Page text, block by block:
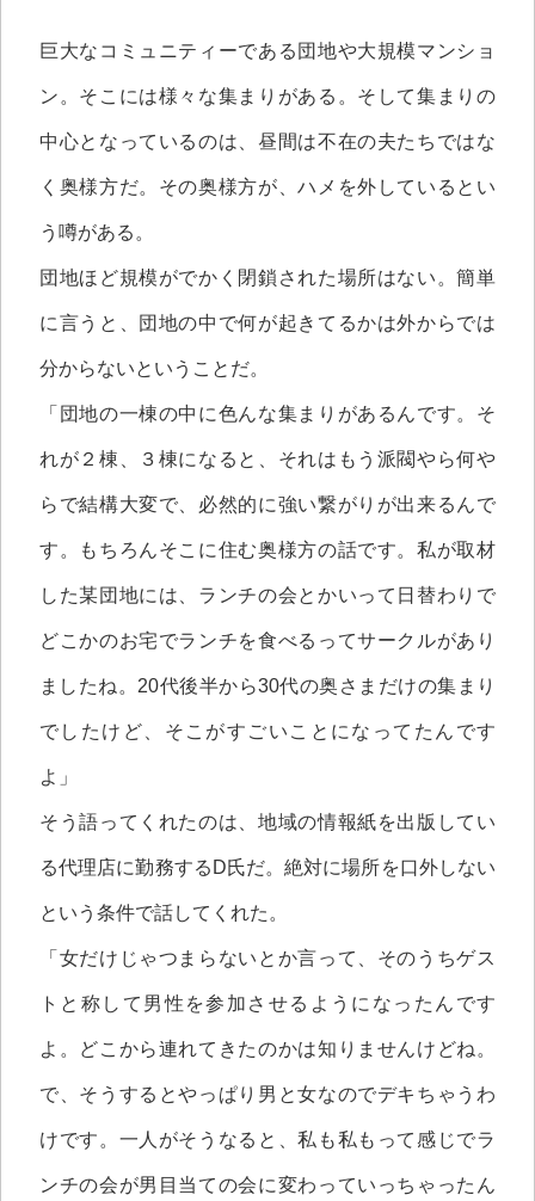
巨大なコミュニティーである団地や大規模マンショ
ン。そこには様々な集まりがある。そして集まりの
中心となっているのは、昼間は不在の夫たちではな
く奥様方だ。その奥様方が、ハメを外しているとい
う噂がある。
団地ほど規模がでかく閉鎖された場所はない。簡単
に言うと、団地の中で何が起きてるかは外からでは
分からないということだ。
「団地の一棟の中に色んな集まりがあるんです。そ
れが２棟、３棟になると、それはもう派閥やら何や
らで結構大変で、必然的に強い繋がりが出来るんで
す。もちろんそこに住む奥様方の話です。私が取材
した某団地には、ランチの会とかいって日替わりで
どこかのお宅でランチを食べるってサークルがあり
ましたね。20代後半から30代の奥さまだけの集まり
でしたけど、そこがすごいことになってたんです
よ」
そう語ってくれたのは、地域の情報紙を出版してい
る代理店に勤務するD氏だ。絶対に場所を口外しない
という条件で話してくれた。
「女だけじゃつまらないとか言って、そのうちゲス
トと称して男性を参加させるようになったんです
よ。どこから連れてきたのかは知りませんけどね。
で、そうするとやっぱり男と女なのでデキちゃうわ
けです。一人がそうなると、私も私もって感じでラ
ンチの会が男目当ての会に変わっていっちゃったん